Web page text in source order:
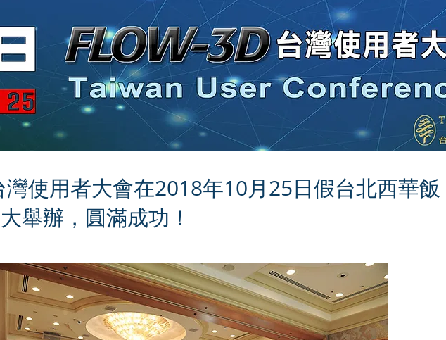
灣使用者大會在2018年10月25日假台北西華飯
舉辦，圓滿成功！